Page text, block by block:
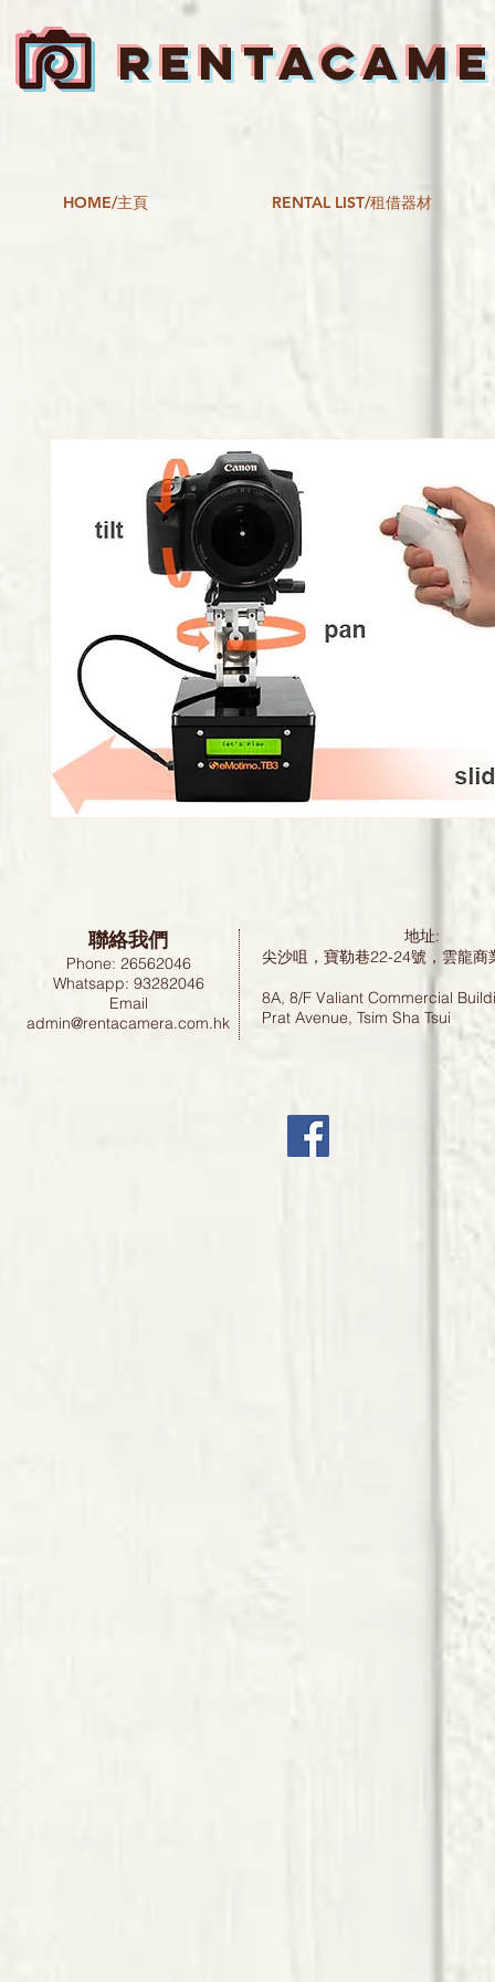
HOME/主頁 RENTAL LIST/租借器材
聯絡我們
Phone: 26562046
Whatsapp: 93282046
Email
admin@rentacamera.com.hk
地址:
尖沙咀，寶勒巷22-24號，雲龍
8A, 8/F Valiant Commercial
Prat Avenue, Tsim Sha Tsui